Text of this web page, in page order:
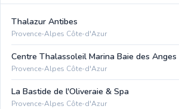
Thalazur Antibes
Provence-Alpes Côte-d'Azur
Centre Thalassoleil Marina Baie des Anges
Provence-Alpes Côte-d'Azur
La Bastide de l'Oliveraie & Spa
Provence-Alpes Côte-d'Azur